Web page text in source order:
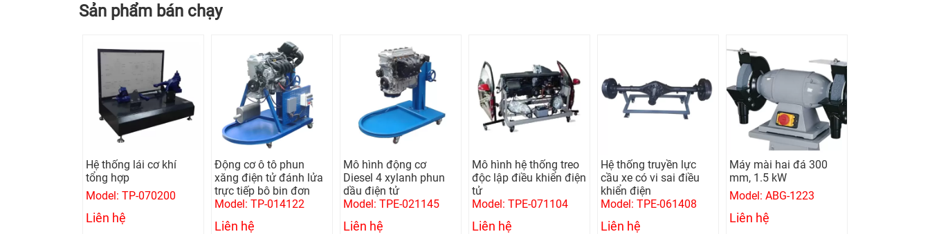
Sản phẩm bán chạy
Hệ thống lái cơ khí
tổng hợp
Model: TP-070200
Liên hệ
Động cơ ô tô phun
xăng điện tử đánh lửa
trực tiếp bô bin đơn
Model: TP-014122
Liên hệ
Mô hình động cơ
Diesel 4 xylanh phun
dầu điện tử
Model: TPE-021145
Liên hệ
Mô hình hệ thống treo
độc lập điều khiển điện
tử
Model: TPE-071104
Liên hệ
Hệ thống truyền lực
cầu xe có vi sai điều
khiển điện
Model: TPE-061408
Liên hệ
Máy mài hai đá 300
mm, 1.5 kW
Model: ABG-1223
Liên hệ